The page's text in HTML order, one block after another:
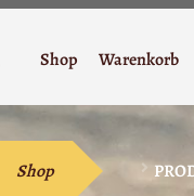
Shop Warenkorb
Shop